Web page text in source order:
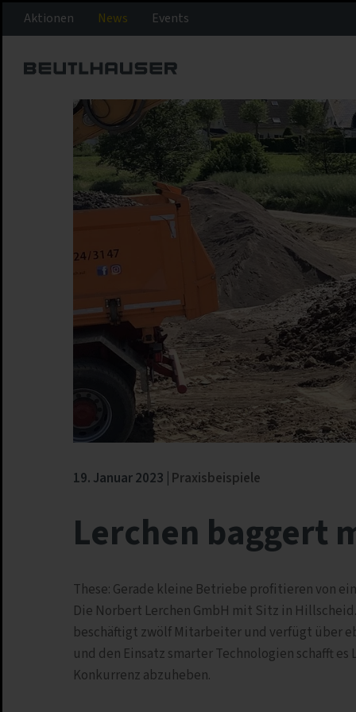
Aktionen News Events
19. Januar 2023 Praxisbeispiele
Lerchen baggert
These: Gerade kleine Betriebe profitieren von
Die Norbert Lerchen GmbH mit Sitz in
beschäftigt zwölf Mitarbeiter und verfügt über
und den Einsatz smarter Technologien schafft
Konkurrenz abzuheben.